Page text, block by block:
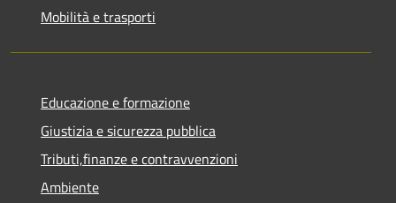
Mobilità e trasporti
Educazione e formazione
Giustizia e sicurezza pubblica
Tributi,finanze e contravvenzioni
Ambiente